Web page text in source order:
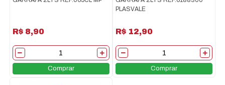
R$ 8,90
Comprar
PLASVALE
R$ 12,90
Comprar